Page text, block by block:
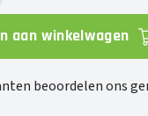
aan winkelwagen
beoordelen ons